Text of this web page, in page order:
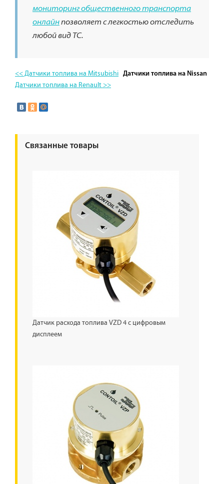
мониторинг общественного транспорта
онлайнпозволяет с легкостью отследить
любой вид ТС.
<< Датчики топлива на Mitsubishi Датчики топлива на Nissan
Датчики топлива на Renault >>
Связанные товары
Датчик расхода топлива VZD 4 с цифровым
дисплеем